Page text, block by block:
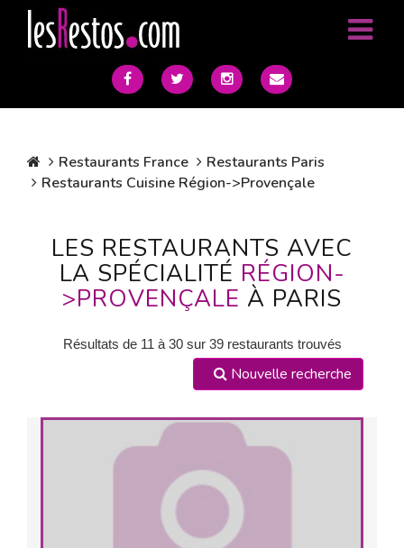
Restaurants France
Restaurants Paris
Restaurants Cuisine Région->Provençale
LES RESTAURANTS AVEC
LA SPÉCIALITÉ RÉGION-
>PROVENÇALE À PARIS
Résultats de 11 à 30 sur 39 restaurants trouvés
Nouvelle recherche